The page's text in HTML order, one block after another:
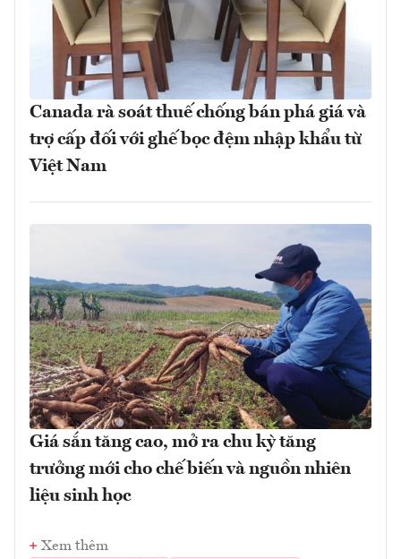
Canada rà soát thuế chống bán phá giá và
trợ cấp đối với ghế bọc đệm nhập khẩu từ
Việt Nam
Giá sắn tăng cao, mở ra chu kỳ tăng
trưởng mới cho chế biến và nguồn nhiên
liệu sinh học
Xem thêm